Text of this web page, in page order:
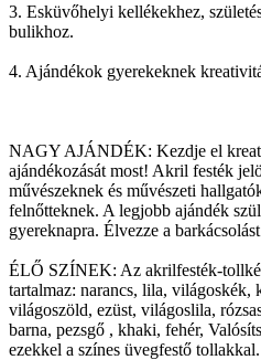
3. Esküvőhelyi kellékekhez,
bulikhoz.
4. Ajándékok gyerekeknek
NAGY AJÁNDÉK: Kezdje el
ajándékozását most! Akril festék
művészeknek és művészeti
felnőtteknek. A legjobb ajándék
gyereknapra. Élvezze a
ÉLŐ SZÍNEK: Az akrilfesték-
tartalmaz: narancs, lila, világoskék,
világoszöld, ezüst, világoslila,
barna, pezsgő , khaki, fehér,
ezekkel a színes üvegfestő tollakkal.